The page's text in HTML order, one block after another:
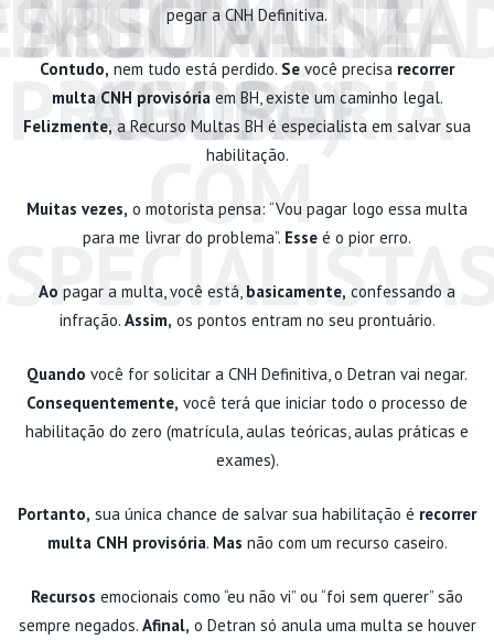
pegar a CNH Definitiva.
Contudo, nem tudo está perdido. Se você precisa recorrer
multa CNH provisória em BH, existe um caminho legal.
Felizmente, a Recurso Multas BH é especialista em salvar sua
habilitação.
ASSUMIR A
CULPA)
Muitas vezes, o motorista pensa: “Vou pagar logo essa multa
para me livrar do problema”. Esse é o pior erro.
Ao pagar a multa, você está, basicamente, confessando a
infração. Assim, os pontos entram no seu prontuário.
Quando você for solicitar a CNH Definitiva, o Detran vai negar.
Consequentemente, você terá que iniciar todo o processo de
habilitação do zero (matrícula, aulas teóricas, aulas práticas e
exames).
MULTA CNH
PROVISÓRIA
COM
Portanto, sua única chance de salvar sua habilitação é recorrer
multa CNH provisória. Mas não com um recurso caseiro.
Recursos emocionais como “eu não vi” ou “foi sem querer” são
sempre negados. Afinal, o Detran só anula uma multa se houver
AGORA!